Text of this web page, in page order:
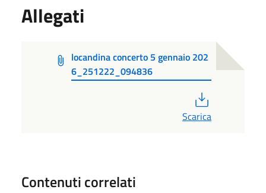
Allegati
locandina concerto 5 gennaio 202
6_251222_094836
Scarica
Contenuti correlati